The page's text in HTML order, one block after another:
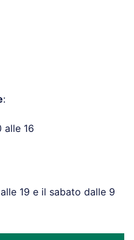
:
alle 16
19 e il sabato dalle 9